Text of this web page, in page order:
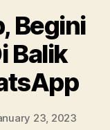
Begini
Balik
23, 2023